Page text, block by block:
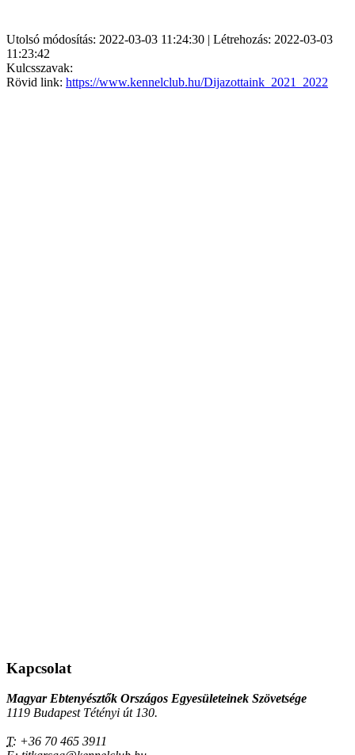
Utolsó módosítás: 2022-03-03 11:24:30 | Létrehozás: 2022-03-03
11:23:42
Kulcsszavak:
Rövid link: https://www.kennelclub.hu/Dijazottaink_2021_2022
Kapcsolat
Magyar Ebtenyésztők Országos Egyesületeinek Szövetsége
1119 Budapest Tétényi út 130.
T: +36 70 465 3911